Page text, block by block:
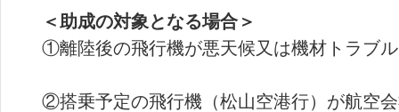
＜助成の対象となる場合＞
①離陸後の飛行機が悪天候又は機材トラブ
②搭乗予定の飛行機（松山空港行）が航空